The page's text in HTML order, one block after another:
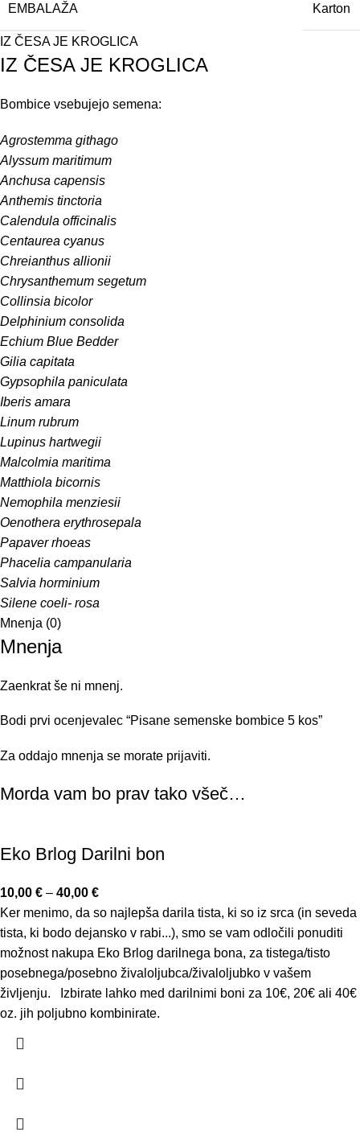
EMBALAŽA Karton
IZ ČESA JE KROGLICA
IZ ČESA JE KROGLICA
Bombice vsebujejo semena:
Agrostemma githago
Alyssum maritimum
Anchusa capensis
Anthemis tinctoria
Calendula officinalis
Centaurea cyanus
Chreianthus allionii
Chrysanthemum segetum
Collinsia bicolor
Delphinium consolida
Echium Blue Bedder
Gilia capitata
Gypsophila paniculata
Iberis amara
Linum rubrum
Lupinus hartwegii
Malcolmia maritima
Matthiola bicornis
Nemophila menziesii
Oenothera erythrosepala
Papaver rhoeas
Phacelia campanularia
Salvia horminium
Silene coeli- rosa
Mnenja (0)
Mnenja
Zaenkrat še ni mnenj.
Bodi prvi ocenjevalec “Pisane semenske bombice 5 kos”
Za oddajo mnenja se morate prijaviti.
Morda vam bo prav tako všeč…
Eko Brlog Darilni bon
10,00 € – 40,00 €
Ker menimo, da so najlepša darila tista, ki so iz srca (in seveda
tista, ki bodo dejansko v rabi...), smo se vam odločili ponuditi
možnost nakupa Eko Brlog darilnega bona, za tistega/tisto
posebnega/posebno živaloljubca/živaloljubko v vašem
življenju. Izbirate lahko med darilnimi boni za 10€, 20€ ali 40€
oz. jih poljubno kombinirate.